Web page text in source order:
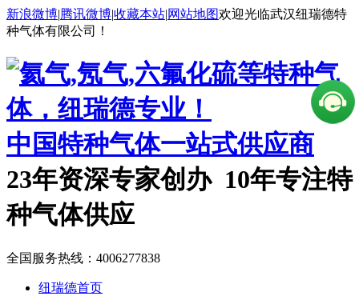
新浪微博|腾讯微博|收藏本站|网站地图欢迎光临武汉纽瑞德特
种气体有限公司！
中国特种气体一站式供应商
23年资深专家创办 10年专注特
种气体供应
全国服务热线： 4006277838
纽瑞德首页